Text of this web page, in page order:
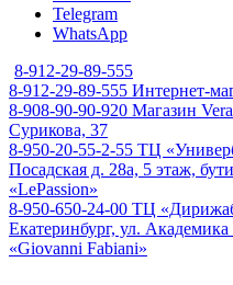
Telegram
WhatsApp
8-912-29-89-555
8-912-29-89-555 Интернет-
8-908-90-90-920 Магазин
Сурикова, 37
8-950-20-55-2-55 ТЦ
Посадская д. 28а, 5 этаж,
«LePassion»
8-950-650-24-00 ТЦ
Екатеринбург, ул.
«Giovanni Fabiani»